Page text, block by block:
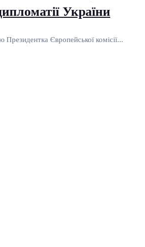
України
Президентка Європейської комісії...